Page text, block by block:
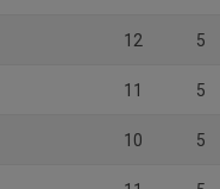
12 5
11 5
10 5